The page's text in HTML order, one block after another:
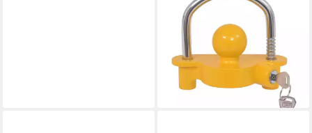
Anhängerschloss
Anhängerschloss 2 Schlüssel
Stahl und Aluminiumlegierung
Gelb
31,99 €
lieferbar - in 5-6 Werktagen bei dir